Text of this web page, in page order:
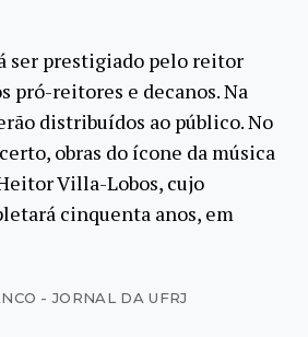
ser prestigiado pelo reitor
pró-reitores e decanos. Na
distribuídos ao público. No
obras do ícone da música
Villa-Lobos, cujo
cinquenta anos, em
- JORNAL DA UFRJ